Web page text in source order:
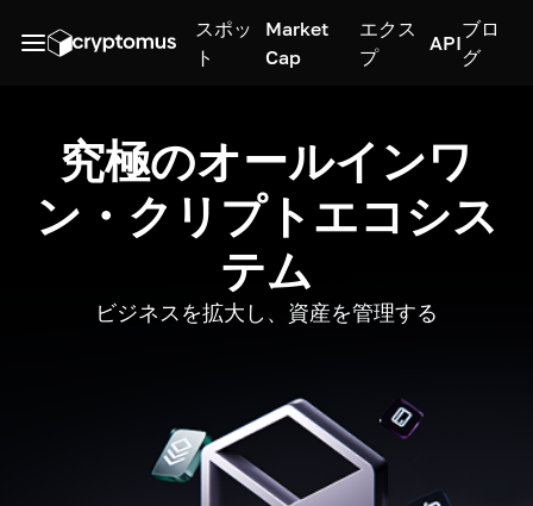
スポッ
ト
Market
Cap
エクス
プ
API
ブロ
グ
究極のオールインワ
ン・クリプトエコシス
テム
ビジネスを拡大し、資産を管理する